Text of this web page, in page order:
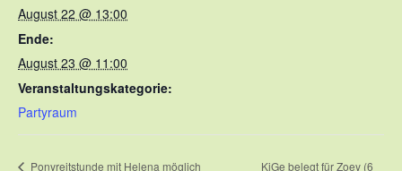
August 22 @ 13:00
Ende:
August 23 @ 11:00
Veranstaltungskategorie:
Partyraum
Ponyreitstunde mit Helena möglich
KiGe belegt für Zoey (6